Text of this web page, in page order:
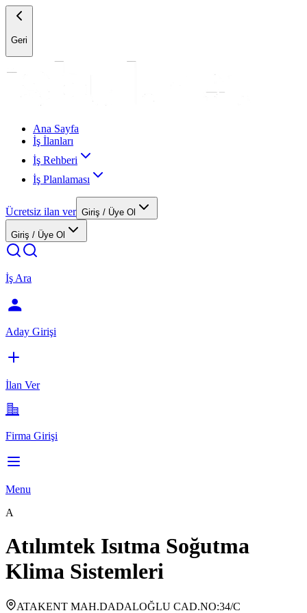
Geri
Ana Sayfa
İş İlanları
İş Rehberi
İş Planlaması
Ücretsiz ilan ver Giriş / Üye Ol
Giriş / Üye Ol
İş Ara
Aday Girişi
İlan Ver
Firma Girişi
Menu
A
Atılımtek Isıtma Soğutma
Klima Sistemleri
ATAKENT MAH.DADALOĞLU CAD.NO:34/C